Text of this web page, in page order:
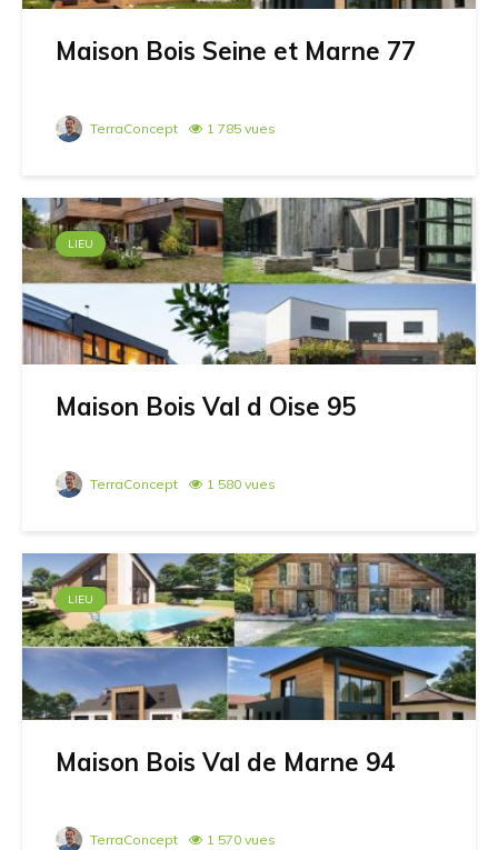
Maison Bois Seine et Marne 77
TerraConcept 1 785 vues
LIEU
Maison Bois Val d Oise 95
TerraConcept 1 580 vues
LIEU
Maison Bois Val de Marne 94
TerraConcept 1 570 vues